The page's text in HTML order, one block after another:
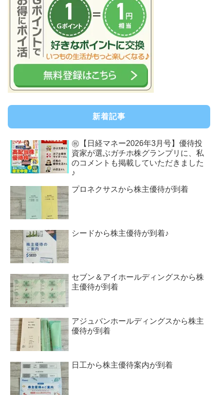
新着記事
㊗【日経マネー2026年3月号】優待投
資家が選ぶガチホ株グランプリに、私
のコメントも掲載していただきました
♪
プロネクサスから株主優待が到着
シードから株主優待が到着♪
セブン＆アイホールディングスから株
主優待が到着
アジュバンホールディングスから株主
優待が到着
日工から株主優待案内が到着